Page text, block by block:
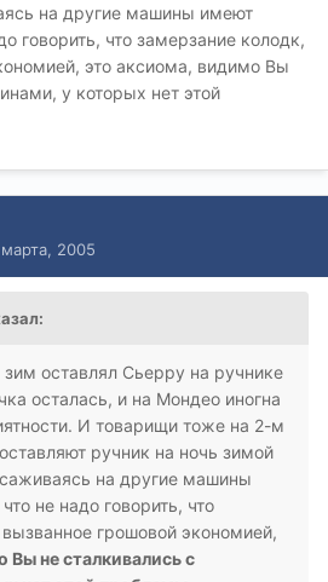
на другие машины имеют
говорить, что замерзание колодк,
это аксиома, видимо Вы
у которых нет этой
2005
зим оставлял Сьерру на ручнике
осталась, и на Мондео иногна
И товарищи тоже на 2-м
ручник на ночь зимой
на другие машины
не надо говорить, что
грошовой экономией,
Вы не сталкивались с